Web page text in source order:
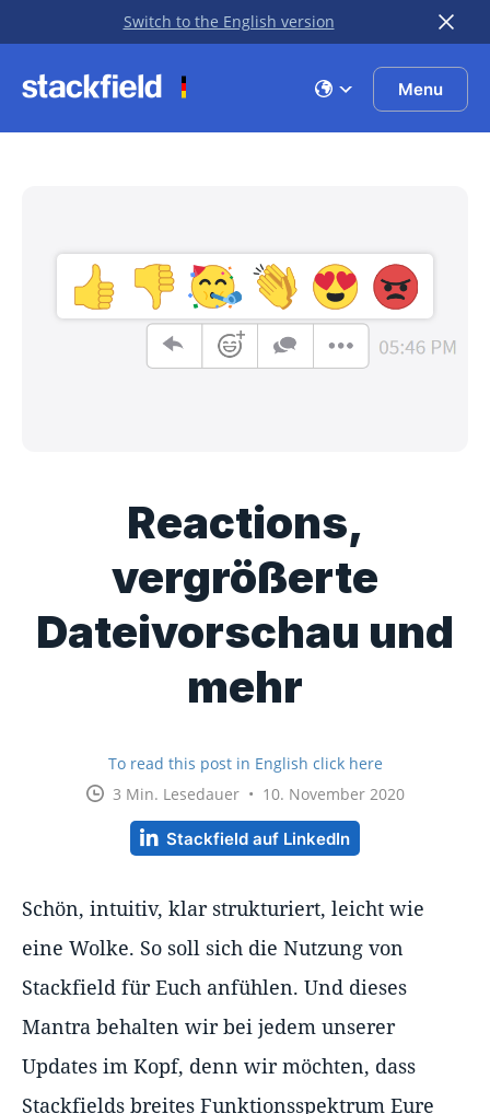
Zu Hauptinhalt springen
Switch to the English version
Menu
Reactions,
vergrößerte
Dateivorschau und
mehr
To read this post in English click here
3 Min. Lesedauer • 10. November 2020
Stackfield auf LinkedIn
Schön, intuitiv, klar strukturiert, leicht wie
eine Wolke. So soll sich die Nutzung von
Stackfield für Euch anfühlen. Und dieses
Mantra behalten wir bei jedem unserer
Updates im Kopf, denn wir möchten, dass
Stackfields breites Funktionsspektrum Eure